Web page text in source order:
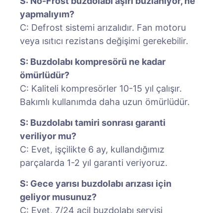
yapmalıyım?
C: Defrost sistemi arızalıdır. Fan motoru
veya ısıtıcı rezistans değişimi gerekebilir.
S: Buzdolabı kompresörü ne kadar
ömürlüdür?
C: Kaliteli kompresörler 10-15 yıl çalışır.
Bakımlı kullanımda daha uzun ömürlüdür.
S: Buzdolabı tamiri sonrası garanti
veriliyor mu?
C: Evet, işçilikte 6 ay, kullandığımız
parçalarda 1-2 yıl garanti veriyoruz.
S: Gece yarısı buzdolabı arızası için
geliyor musunuz?
C: Evet, 7/24 acil buzdolabı servisi